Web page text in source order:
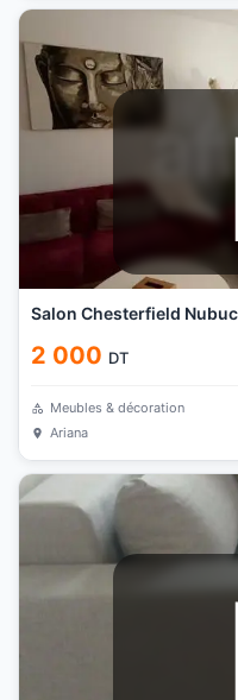
Salon Chesterfield
2 000 DT
Meubles & décoration
Ariana